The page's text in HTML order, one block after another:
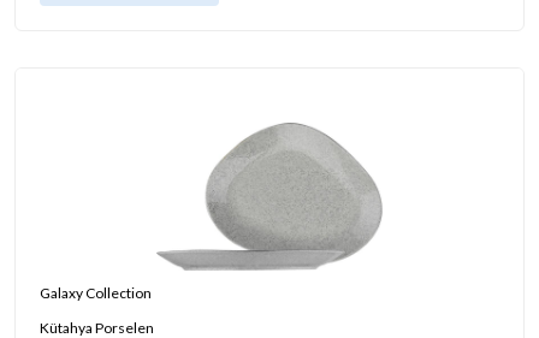
Galaxy Collection
Kütahya Porselen